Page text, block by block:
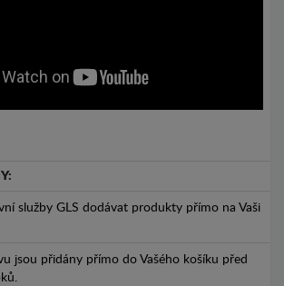
služby GLS dodávat produkty přímo na Vaši
jsou přidány přímo do Vašého košíku před